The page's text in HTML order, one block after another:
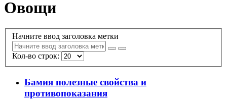
Овощи
Начните ввод заголовка метки
Кол-во строк:
Бамия полезные свойства и
противопоказания